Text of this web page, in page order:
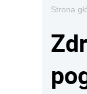
Strona